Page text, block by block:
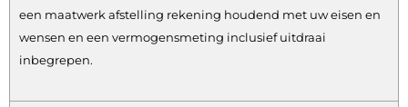
een maatwerk afstelling rekening houdend met uw eisen en
wensen en een vermogensmeting inclusief uitdraai
inbegrepen.